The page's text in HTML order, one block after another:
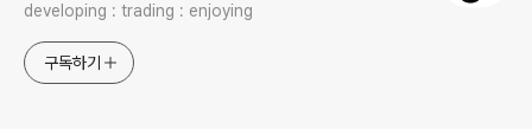
developing : trading : enjoying
구독하기